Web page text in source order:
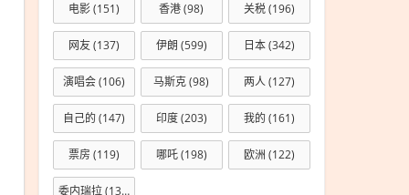
电影(151) 香港(98) 关税(196)
网友(137) 伊朗 (599) 日本(342)
演唱会(106) 马斯克(98) 两人(127)
自己的 (147) 印度(203) 我的 (161)
票房 (119) 哪吒(198) 欧洲 (122)
委内瑞拉(133)